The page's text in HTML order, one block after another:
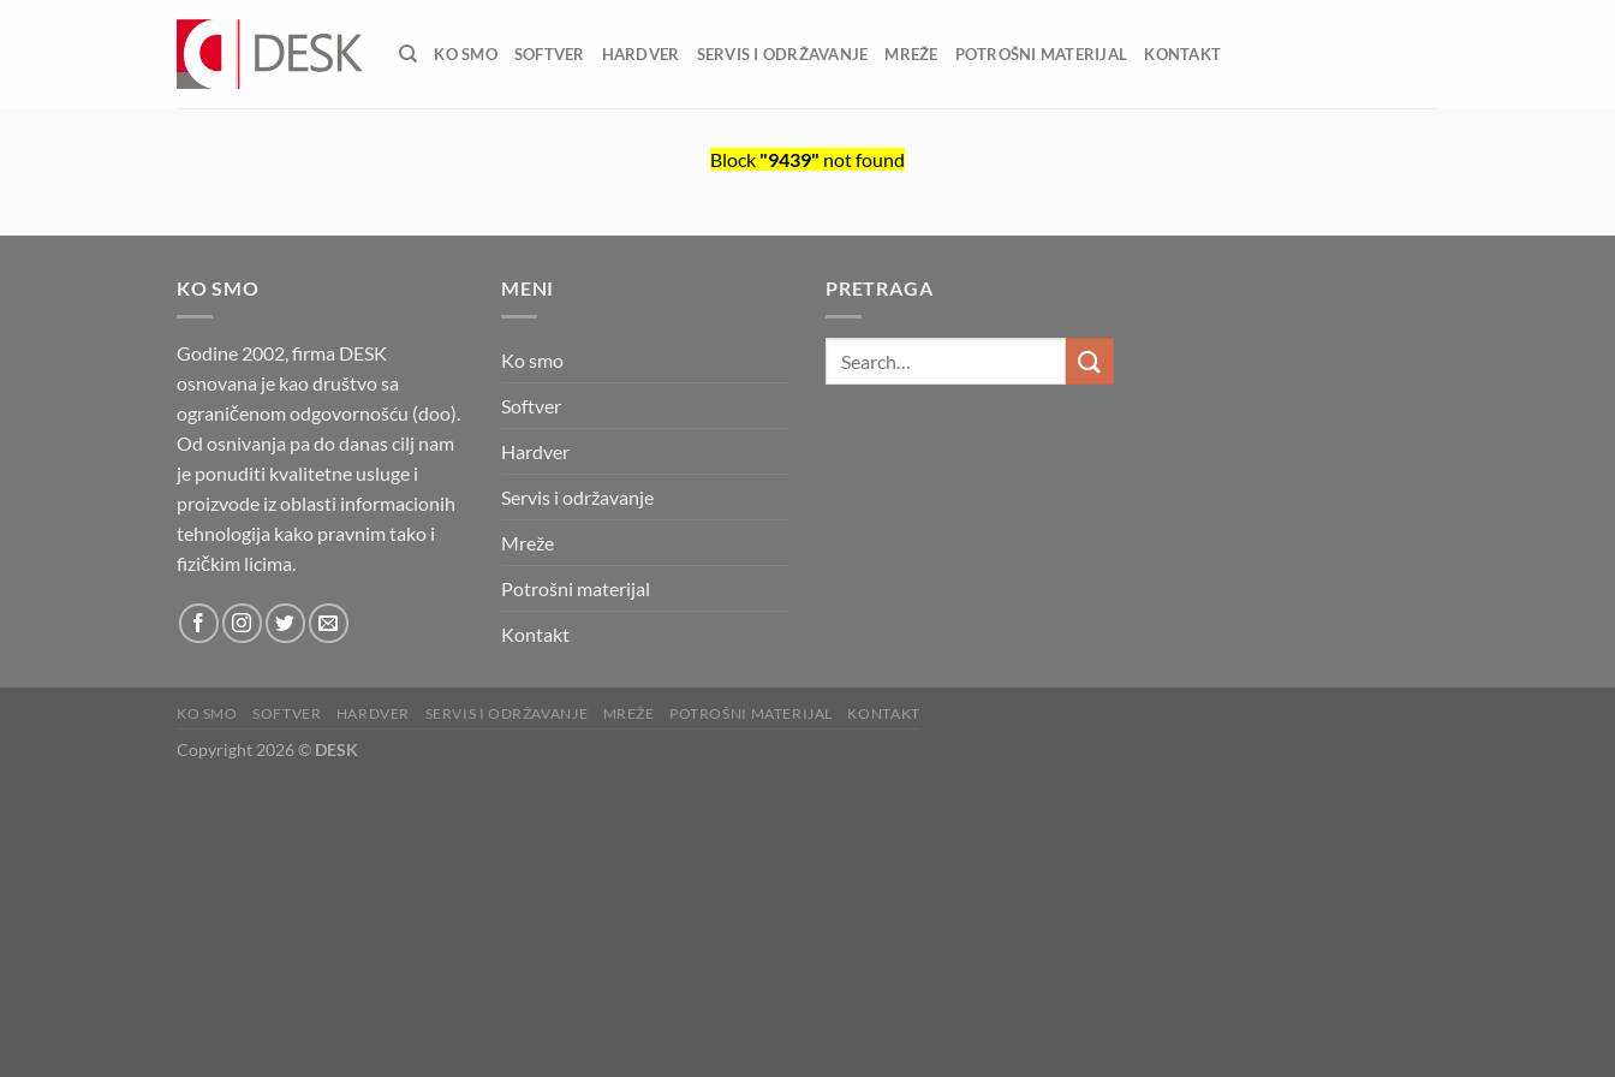
KO SMO SOFTVER HARDVER SERVIS I ODRŽAVANJE MREŽE POTROŠNI MATERIJAL KONTAKT
Block "9439" not found
KO SMO
Godine 2002, firma DESK
osnovana je kao društvo sa
ograničenom odgovornošću (doo).
Od osnivanja pa do danas cilj nam
je ponuditi kvalitetne usluge i
proizvode iz oblasti informacionih
tehnologija kako pravnim tako i
fizičkim licima.
MENI
Ko smo
Softver
Hardver
Servis i održavanje
Mreže
Potrošni materijal
Kontakt
PRETRAGA
KO SMO SOFTVER HARDVER SERVIS I ODRŽAVANJE MREŽE POTROŠNI MATERIJAL KONTAKT
Copyright 2026 © DESK